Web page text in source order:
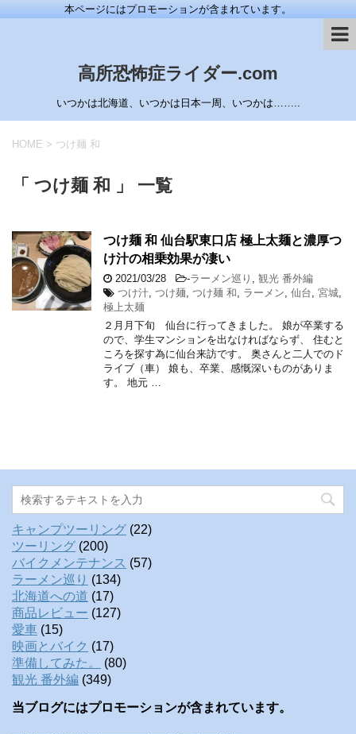
本ページにはプロモーションが含まれています。
高所恐怖症ライダー.com
いつかは北海道、いつかは日本一周、いつかは……..
HOME > つけ麺 和
「 つけ麺 和 」 一覧
つけ麺 和 仙台駅東口店 極上太麺と濃厚つ
け汁の相乗効果が凄い
2021/03/28 -ラーメン巡り
観光 番外編
つけ汁 つけ麺 つけ麺 和 ラーメン 仙台 宮城
極上太麺
２月月下旬 仙台に行ってきました。 娘が卒業する
ので、学生マンションを出なければならず、 住むと
ころを探す為に仙台来訪です。 奥さんと二人でのド
ライブ（車） 娘も、卒業、感慨深いものがありま
す。 地元 …
キャンプツーリング (22)
ツーリング (200)
バイクメンテナンス (57)
ラーメン巡り (134)
北海道への道 (17)
商品レビュー (127)
愛車 (15)
映画とバイク (17)
準備してみた。
(80)
観光 番外編 (349)
当ブログにはプロモーションが含まれています。